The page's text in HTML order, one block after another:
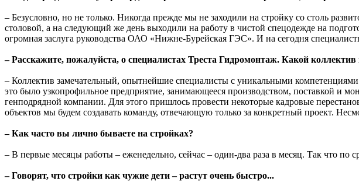
– Безусловно, но не только. Никогда прежде мы не заходили на стройку со столь
столовой, а на следующий же день выходили на работу в чистой спецодежде на
огромная заслуга руководства ОАО «Нижне-Бурейская ГЭС». И на сего­дня
– Расскажите, пожалуйста, о специалистах Треста Гидромонтаж. Какой
– Коллектив замечательный, опытнейшие специалисты с уникальными
это было узкопрофильное предприятие, занимающееся производством, поставкой и
генподрядной компании. Для этого пришлось провести некоторые кадровые
объектов мы будем создавать команду, отвечающую только за конкретный проект.
– Как часто вы лично бываете на стройках?
– В первые месяцы работы – еженедельно, сейчас – один-два раза в месяц. Так что
– Говорят, что стройки как чужие дети – растут очень быстро...